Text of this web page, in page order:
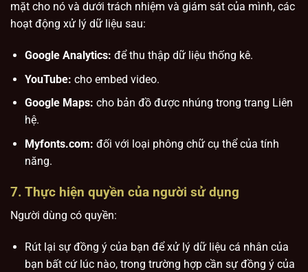
mặt cho nó và dưới trách nhiệm và giám sát của mình, các
hoạt động xử lý dữ liệu sau:
Google Analytics: để thu thập dữ liệu thống kê.
YouTube: cho embed video.
Google Maps: cho bản đồ được nhúng trong trang Liên
hệ.
Myfonts.com: đối với loại phông chữ cụ thể của tính
năng.
7. Thực hiện quyền của người sử dụng
Người dùng có quyền:
Rút lại sự đồng ý của bạn để xử lý dữ liệu cá nhân của
bạn bất cứ lúc nào, trong trường hợp cần sự đồng ý của